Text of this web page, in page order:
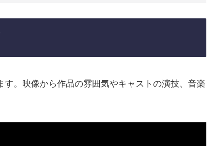
。映像から作品の雰囲気やキャストの演技、音楽